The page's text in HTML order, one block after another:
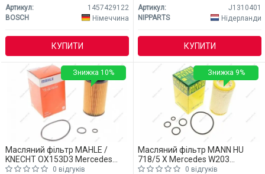
Артикул:
1457429122
BOSCH
Німеччина
КУПИТИ
Артикул:
J1310401
NIPPARTS
Нідерланди
КУПИТИ
Масляний фільтр MAHLE /
KNECHT OX153D3 Mercedes
W203 (CLASS-C)0 відгуків
Знижка 10%
Масляний фільтр MANN HU
718/5 X Mercedes W203
(CLASS-C)
0 відгуків
Знижка 9%